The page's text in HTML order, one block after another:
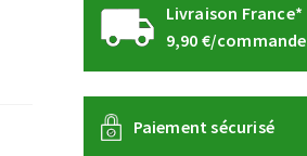
Livraison France*
9,90 €/commande
Paiement sécurisé